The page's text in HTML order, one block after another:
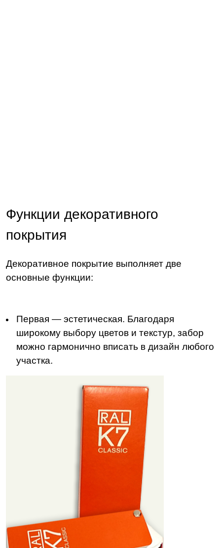
Функции декоративного
покрытия
Декоративное покрытие выполняет две
основные функции:
Первая — эстетическая. Благодаря
широкому выбору цветов и текстур, забор
можно гармонично вписать в дизайн любого
участка.